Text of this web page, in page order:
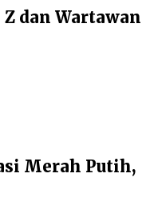
dan Wartawan
Merah Putih,